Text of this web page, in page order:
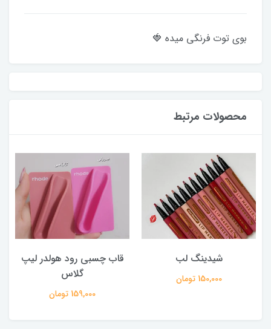
بوی توت فرنگی میده 🍓
محصولات مرتبط
شیدینگ لب
150,000 تومان
قاب چسبی رود هولدر لیپ
گلاس
159,000 تومان